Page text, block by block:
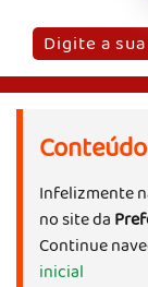
Pesquisar:
Infelizmente
no site da
Continue
inicial